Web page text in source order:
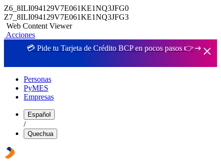
Z6_8ILI094129V7E061KE1NQ3JFG0
Z7_8ILI094129V7E061KE1NQ3JFG3
Web Content Viewer
Acciones
💳 Pide tu Tarjeta de Crédito BCP en pocos pasos 👉
Personas
PyMES
Empresas
Español
/
Quechua